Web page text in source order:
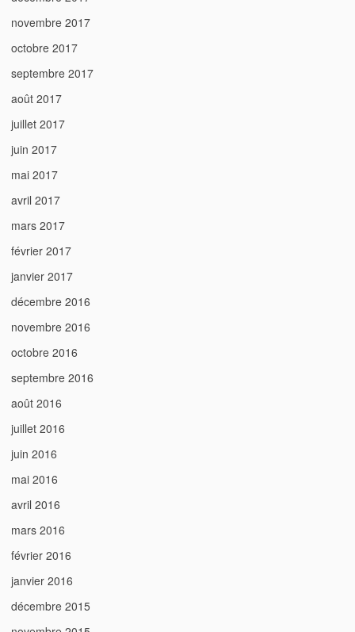
novembre 2017
octobre 2017
septembre 2017
août 2017
juillet 2017
juin 2017
mai 2017
avril 2017
mars 2017
février 2017
janvier 2017
décembre 2016
novembre 2016
octobre 2016
septembre 2016
août 2016
juillet 2016
juin 2016
mai 2016
avril 2016
mars 2016
février 2016
janvier 2016
décembre 2015